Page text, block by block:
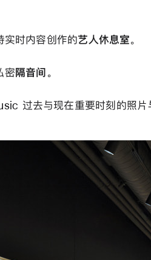
实时内容创作的艺人休息室。
密隔音间 。
过去与现在重要时刻的照片